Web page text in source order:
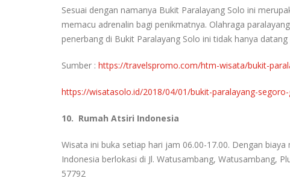
Sesuai dengan namanya Bukit Paralayang Solo ini
memacu adrenalin bagi penikmatnya. Olahraga
penerbang di Bukit Paralayang Solo ini tidak hanya
Sumber : https://travelspromo.com/htm-wisata/bukit-
https://wisatasolo.id/2018/04/01/bukit-paralayang-
10. Rumah Atsiri Indonesia
Wisata ini buka setiap hari jam 06.00-17.00. Dengan
Indonesia berlokasi di Jl. Watusambang, Watusambang,
57792